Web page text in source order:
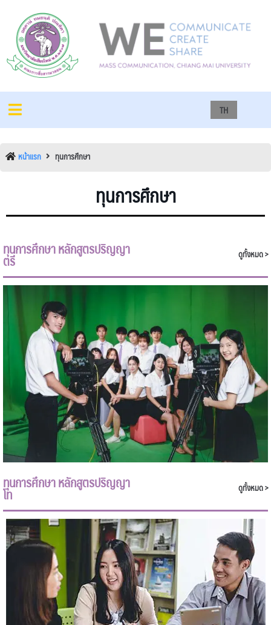
TH
หน้าแรก ทุนการศึกษา
ทุนการศึกษา
ทุนการศึกษา หลักสูตรปริญญา
ตรี ดูทั้งหมด >
ทุนการศึกษา หลักสูตรปริญญา
โท ดูทั้งหมด >